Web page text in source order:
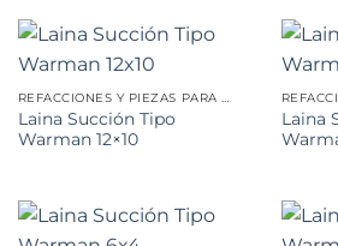
REFACCIONES Y PIEZAS PARA MINERÍA
Laina Succión Tipo
Warman 12×10
Laina